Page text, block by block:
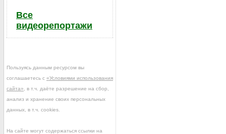
Все
видеорепортажи
Пользуясь данным ресурсом вы
соглашаетесь с «Условиями использования
сайта» , в т.ч. даёте разрешение на сбор,
анализ и хранение своих персональных
данных, в т.ч. cookies.
На сайте могут содержаться ссылки на